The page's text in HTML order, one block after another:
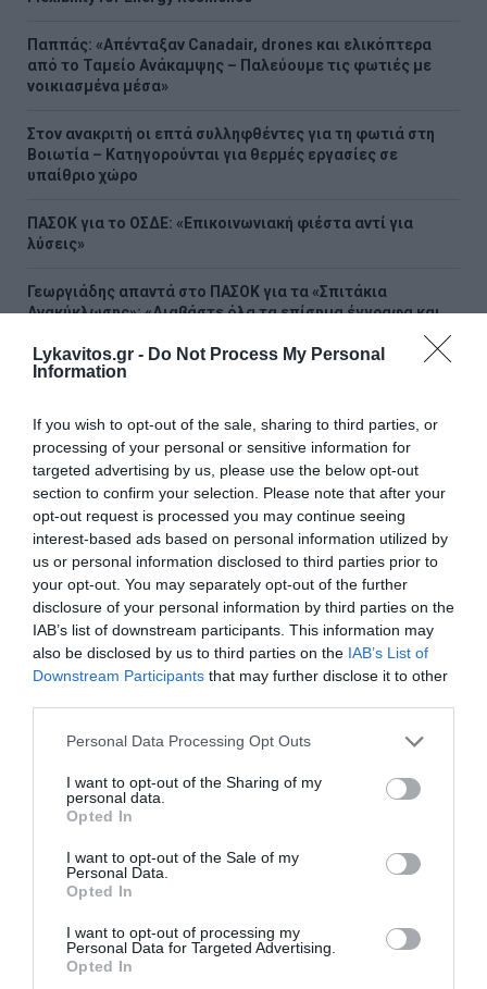
Lykavitos.gr - Do Not Process My Personal
Information
If you wish to opt-out of the sale, sharing to third parties, or
processing of your personal or sensitive information for
targeted advertising by us, please use the below opt-out
section to confirm your selection. Please note that after your
opt-out request is processed you may continue seeing
interest-based ads based on personal information utilized by
us or personal information disclosed to third parties prior to
your opt-out. You may separately opt-out of the further
disclosure of your personal information by third parties on the
IAB’s list of downstream participants. This information may
also be disclosed by us to third parties on the IAB’s List of
Downstream Participants that may further disclose it to other
Please note that this website/app uses one or more Google
not limited to your visit or usage behaviour. You may click to
grant or deny consent to Google and its third-party tags to
use your data for below specified purposes in below Google
consent section.
Personal Data Processing Opt Outs
I want to opt-out of the Sharing of my
personal data.
Opted In
I want to opt-out of the Sale of my
Personal Data.
Opted In
I want to opt-out of processing my
Personal Data for Targeted Advertising.
Opted In
Παππάς: «Απένταξαν Canadair, drones και ελικόπτερα
από το Ταμείο Ανάκαμψης – Παλεύουμε τις φωτιές με
νοικιασμένα μέσα»
Στον ανακριτή οι επτά συλληφθέντες για τη φωτιά στη
Βοιωτία – Κατηγορούνται για θερμές εργασίες σε
υπαίθριο χώρο
ΠΑΣΟΚ για το ΟΣΔΕ: «Επικοινωνιακή φιέστα αντί για
λύσεις»
Γεωργιάδης απαντά στο ΠΑΣΟΚ για τα «Σπιτάκια
Ανακύκλωσης»: «Διαβάστε όλα τα επίσημα έγγραφα και
ΠΑΟΚ: Ο Γιαννούλης ξανά στα ασπρόμαυρα
ΟΛΕΣ ΟΙ ΕΙΔΗΣΕΙΣ →
διαβάστε ακόμη
ΔΕΗ: Καθαρά κέρδη 400 εκατ. στο εξάμηνο,
επενδύσεις €1,4 δισ. και επιβεβαίωση στόχου
Ισχυρές οικονομικές επιδόσεις κατέγραψε η ΔΕΗ κατά
το πρώτο εξάμηνο του 2026, επιβεβαιώνοντας ότι η